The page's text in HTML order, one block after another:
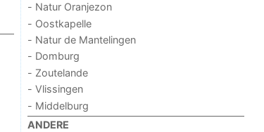
- Natur Oranjezon
- Oostkapelle
- Natur de Mantelingen
- Domburg
- Zoutelande
- Vlissingen
- Middelburg
ANDERE